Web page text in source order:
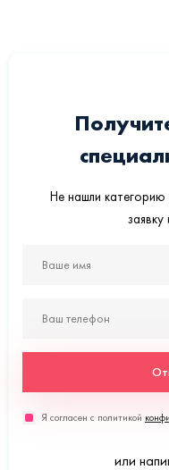
Не нашли категорию
Я согласен с политикой
или